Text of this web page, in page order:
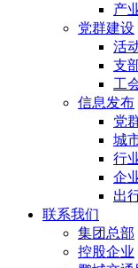
产
党群建设
活
支
工
信息发布
党
城
行
企
出
联系我们
集团总部
控股企业